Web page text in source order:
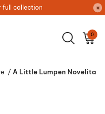
full collection
0
/ A Little Lumpen Novelita